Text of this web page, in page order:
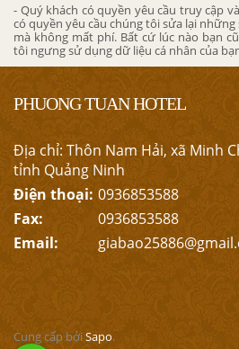
- Quý khách có quyền yêu cầu truy cập
có quyền yêu cầu chúng tôi sửa lại
mà không mất phí. Bất cứ lúc nào bạn
tôi ngưng sử dụng dữ liệu cá nhân của
PHUONG TUAN HOTEL
Địa chỉ: Thôn Nam Hải, xã Minh
tỉnh Quảng Ninh
Điện thoại: 0936853588
Fax:
0936853588
Email:
Cung cấp bởiSapo.